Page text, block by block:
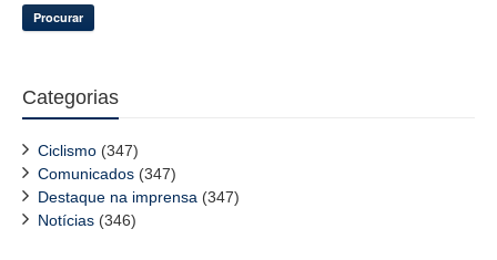
Procurar
Categorias
Ciclismo (347)
Comunicados (347)
Destaque na imprensa (347)
Notícias (346)